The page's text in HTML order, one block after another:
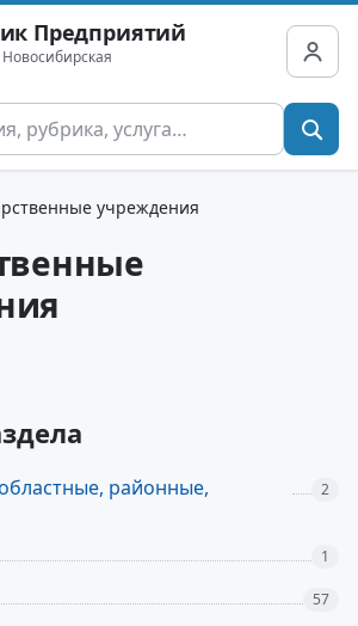
Предприятий
учреждения
районные,
2
1
57